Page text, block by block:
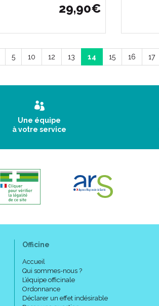
29,90€
5 10 12 13 14 15 16 17
Une équipe
à votre service
Officine
Accueil
Qui sommes-nous ?
L’équipe officinale
Ordonnance
Déclarer un effet indésirable